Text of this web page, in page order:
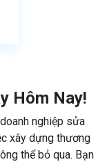
Hôm Nay!
nghiệp sửa
xây dựng thương
thể bỏ qua. Bạn